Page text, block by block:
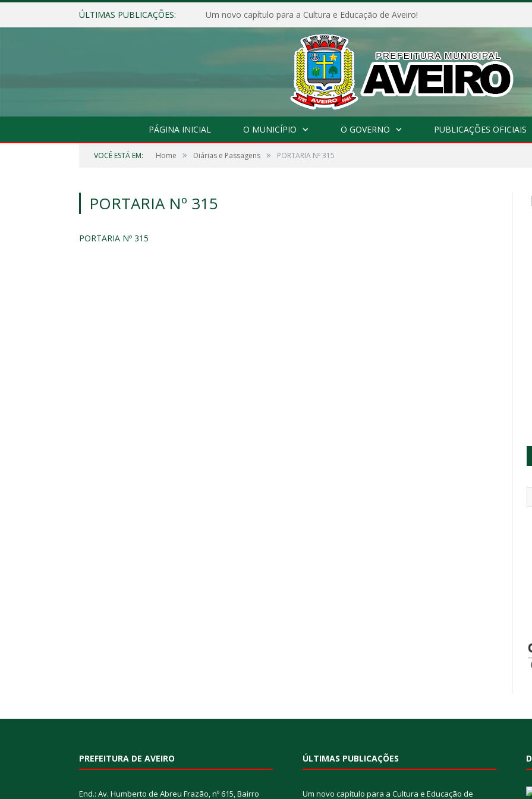
ÚLTIMAS PUBLICAÇÕES: Um novo capítulo para a Cultura e Educação de Aveiro!
PÁGINA INICIAL O MUNICÍPIO O GOVERNO PUBLICAÇÕES OFICIAIS
VOCÊ ESTÁ EM: Home » Diárias e Passagens » PORTARIA Nº 315
PORTARIA Nº 315
PORTARIA Nº 315
PREFEITURA DE AVEIRO
End.: Av. Humberto de Abreu Frazão, nº 615, Bairro
ÚLTIMAS PUBLICAÇÕES
Um novo capítulo para a Cultura e Educação de